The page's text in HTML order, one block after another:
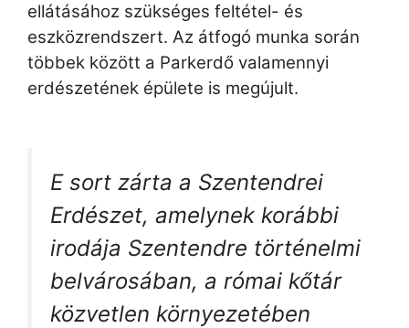
ellátásához szükséges feltétel- és
eszközrendszert. Az átfogó munka során
többek között a Parkerdő valamennyi
erdészetének épülete is megújult.
E sort zárta a Szentendrei
Erdészet, amelynek korábbi
irodája Szentendre történelmi
belvárosában, a római kőtár
közvetlen környezetében